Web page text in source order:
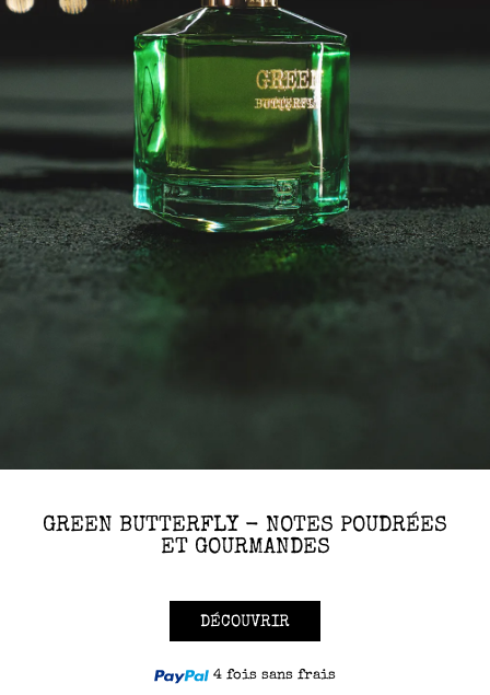
GREEN BUTTERFLY - NOTES POUDRÉES
ET GOURMANDES
DÉCOUVRIR
4 fois sans frais